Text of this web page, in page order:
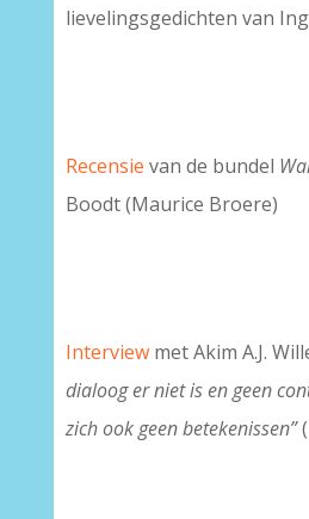
lievelingsgedichten van
Recensie van de bundel
Boodt (Maurice Broere)
Interviewmet Akim A.J.
dialoog er niet is en geen
zich ook geen betekenissen”